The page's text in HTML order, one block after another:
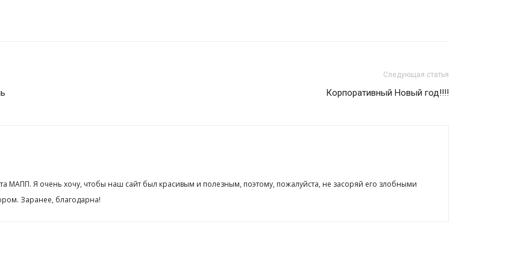
Следующая статья
Корпоративный Новый год!!!!
МАПП. Я очень хочу, чтобы наш сайт был красивым и полезным, поэтому, пожалуйста, не засоряй его злобными
Заранее, благодарна!